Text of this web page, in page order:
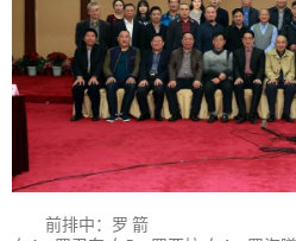
前排中：罗 箭